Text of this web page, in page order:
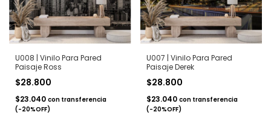
U008 | Vinilo Para Pared
Paisaje Ross
$28.800
$23.040 con transferencia
(-20%OFF)
U007 | Vinilo Para Pared
Paisaje Derek
$28.800
$23.040 con transferencia
(-20%OFF)